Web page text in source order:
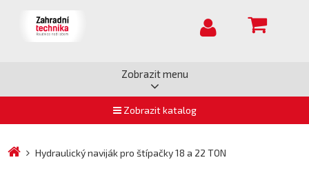
Zobrazit menu
Zobrazit katalog
Hydraulický naviják pro štípačky 18 a 22 TON